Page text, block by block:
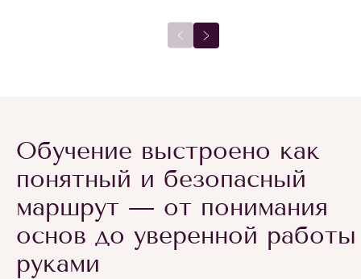
Обучение выстроено как
понятный и безопасный
маршрут — от понимания
основ до уверенной работы
руками